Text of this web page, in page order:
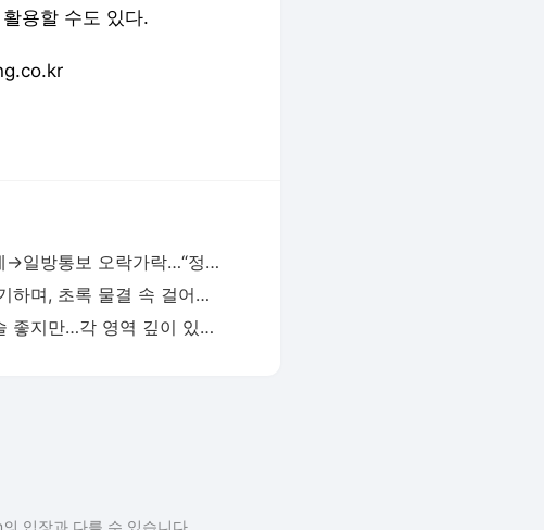
용할 수도 있다.
일괄관세→유예→일방통보 오락가락…“정점은 통과” 시각도 | 중앙일보
반려식물과 얘기하며, 초록 물결 속 걸어볼까 | 중앙일보
“경계 없는 예술 좋지만…각 영역 깊이 있는 탐구도 필요” | 중앙일보
입장과 다를 수 있습니다.